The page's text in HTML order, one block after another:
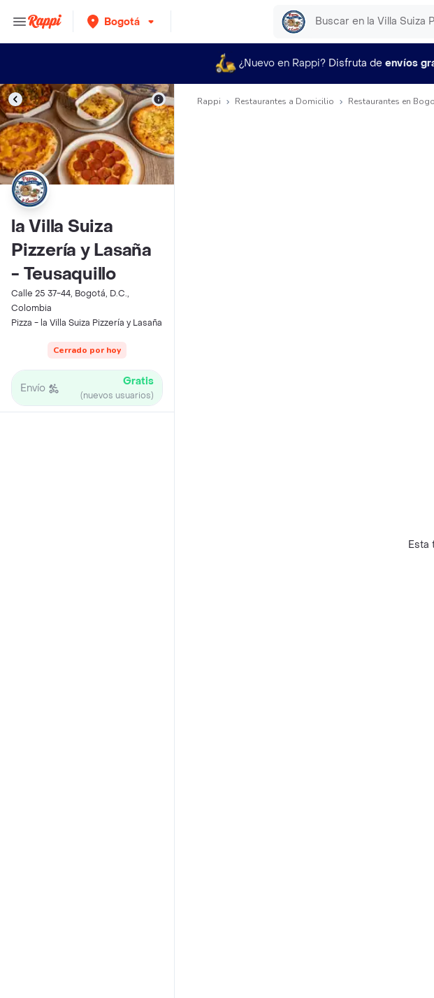
Bogotá
¿Nuevo en Rappi? Disfruta de envíos
la Villa Suiza
Pizzería y Lasaña
- Teusaquillo
Calle 25 37-44, Bogotá, D.C.,
Colombia
Pizza - la Villa Suiza Pizzería y Lasaña
Cerrado por hoy
Envío Gratis
(nuevos usuarios)
Rappi Restaurantes a Domicilio Restaurantes en
Esta